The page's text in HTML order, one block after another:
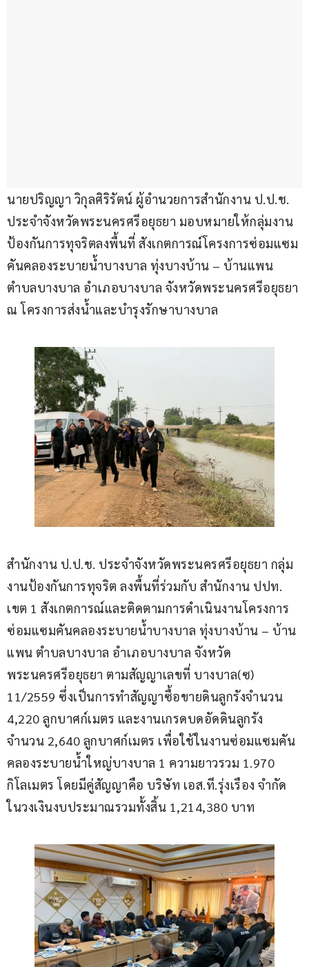
นายปริญญา วิกุลศิริรัตน์ ผู้อำนวยการสำนักงาน ป.ป.ช.
ประจำจังหวัดพระนครศรีอยุธยา มอบหมายให้กลุ่มงาน
ป้องกันการทุจริตลงพื้นที่ สังเกตการณ์โครงการซ่อมแซม
คันคลองระบายน้ำบางบาล ทุ่งบางบ้าน – บ้านแพน
ตำบลบางบาล อำเภอบางบาล จังหวัดพระนครศรีอยุธยา
ณ โครงการส่งน้ำและบำรุงรักษาบางบาล
สำนักงาน ป.ป.ช. ประจำจังหวัดพระนครศรีอยุธยา กลุ่ม
งานป้องกันการทุจริต ลงพื้นที่ร่วมกับ สำนักงาน ปปท.
เขต 1 สังเกตการณ์และติดตามการดำเนินงานโครงการ
ซ่อมแซมคันคลองระบายน้ำบางบาล ทุ่งบางบ้าน – บ้าน
แพน ตำบลบางบาล อำเภอบางบาล จังหวัด
พระนครศรีอยุธยา ตามสัญญาเลขที่ บางบาล(ซ)
11/2559 ซึ่งเป็นการทำสัญญาซื้อขายดินลูกรังจำนวน
4,220 ลูกบาศก์เมตร และงานเกรดบดอัดดินลูกรัง
จำนวน 2,640 ลูกบาศก์เมตร เพื่อใช้ในงานซ่อมแซมคัน
คลองระบายน้ำใหญ่บางบาล 1 ความยาวรวม 1.970
กิโลเมตร โดยมีคู่สัญญาคือ บริษัท เอส.ที.รุ่งเรือง จำกัด
ในวงเงินงบประมาณรวมทั้งสิ้น 1,214,380 บาท